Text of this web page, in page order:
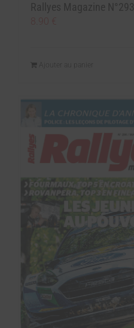
Rallyes Magazine N°293
Ajouter au panier